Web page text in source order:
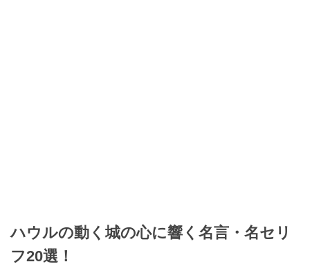
ハウルの動く城の心に響く名言・名セリ
フ20選！